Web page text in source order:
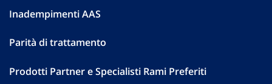
Inadempimenti AAS
Parità di trattamento
Prodotti Partner e Specialisti Rami Preferiti